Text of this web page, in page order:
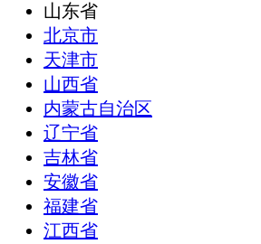
山东省
北京市
天津市
山西省
内蒙古自治区
辽宁省
吉林省
安徽省
福建省
江西省